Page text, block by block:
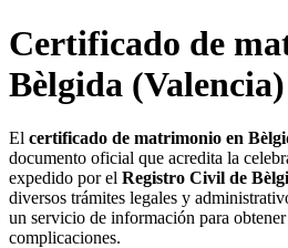
Certificado de
Bèlgida (Valencia)
El certificado de matrimonio en
documento oficial que acredita la
expedido por el Registro Civil de
diversos trámites legales y
un servicio de información para
complicaciones.